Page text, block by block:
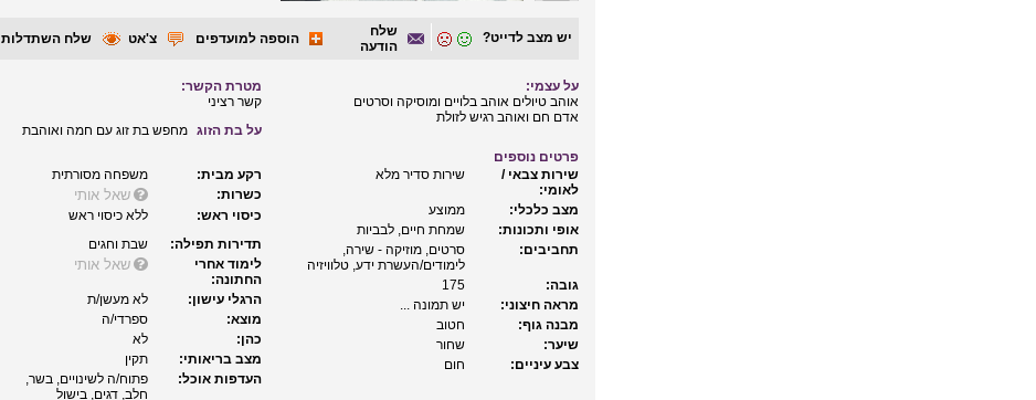
יש מצב לדייט?
שלח
הודעה
הוספה למועדפים צ'אט שלח השתדלות
על עצמי:
אוהב טיולים אוהב בלויים ומוסיקה וסרטים
אדם חם ואוהב רגיש לזולת
מטרת הקשר:
קשר רציני
על בת הזוג מחפש בת זוג עם חמה ואוהבת
פרטים נוספים
שירות צבאי /
לאומי:
שירות סדיר מלא
מצב כלכלי:
ממוצע
אופי ותכונות:
שמחת חיים, לבביות
תחביבים:
סרטים, מוזיקה - שירה,
לימודים/העשרת ידע, טלוויזיה
גובה:
175
מראה חיצוני:
יש תמונה ...
מבנה גוף:
חטוב
שיער:
שחור
צבע עיניים:
חום
רקע מבית:
משפחה מסורתית
כשרות:
שאל אותי
כיסוי ראש:
ללא כיסוי ראש
תדירות תפילה:
שבת וחגים
לימוד אחרי
החתונה:
שאל אותי
הרגלי עישון:
לא מעשן/ת
מוצא:
ספרדי/ה
כהן:
לא
מצב בריאותי:
תקין
העדפות אוכל:
פתוח/ה לשינויים, בשר,
חלב, דגים, בישול